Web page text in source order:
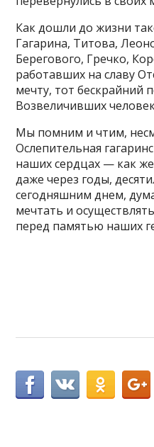
Как дошли до жизни
Гагарина, Титова,
Берегового, Гречко,
работавших на славу
мечту, тот бескрайний
Возвеличивших
Мы помним и чтим,
Ослепительная
наших сердцах — как
даже через годы,
сегодняшним днем,
мечтать и
перед памятью наших